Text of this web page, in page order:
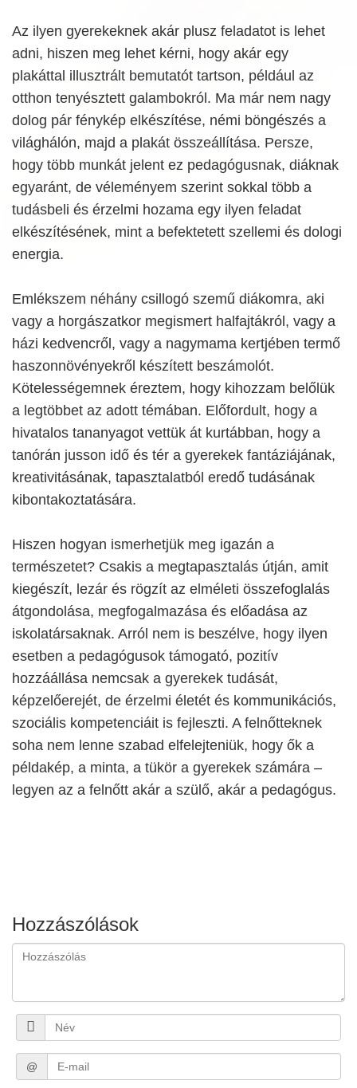
Az ilyen gyerekeknek akár plusz feladatot is lehet
adni, hiszen meg lehet kérni, hogy akár egy
plakáttal illusztrált bemutatót tartson, például az
otthon tenyésztett galambokról. Ma már nem nagy
dolog pár fénykép elkészítése, némi böngészés a
világhálón, majd a plakát összeállítása. Persze,
hogy több munkát jelent ez pedagógusnak, diáknak
egyaránt, de véleményem szerint sokkal több a
tudásbeli és érzelmi hozama egy ilyen feladat
elkészítésének, mint a befektetett szellemi és dologi
energia.
Emlékszem néhány csillogó szemű diákomra, aki
vagy a horgászatkor megismert halfajtákról, vagy a
házi kedvencről, vagy a nagymama kertjében termő
haszonnövényekről készített beszámolót.
Kötelességemnek éreztem, hogy kihozzam belőlük
a legtöbbet az adott témában. Előfordult, hogy a
hivatalos tananyagot vettük át kurtábban, hogy a
tanórán jusson idő és tér a gyerekek fantáziájának,
kreativitásának, tapasztalatból eredő tudásának
kibontakoztatására.
Hiszen hogyan ismerhetjük meg igazán a
természetet? Csakis a megtapasztalás útján, amit
kiegészít, lezár és rögzít az elméleti összefoglalás
átgondolása, megfogalmazása és előadása az
iskolatársaknak. Arról nem is beszélve, hogy ilyen
esetben a pedagógusok támogató, pozitív
hozzáállása nemcsak a gyerekek tudását,
képzelőerejét, de érzelmi életét és kommunikációs,
szociális kompetenciáit is fejleszti. A felnőtteknek
soha nem lenne szabad elfelejteniük, hogy ők a
példakép, a minta, a tükör a gyerekek számára –
legyen az a felnőtt akár a szülő, akár a pedagógus.
Hozzászólások
@